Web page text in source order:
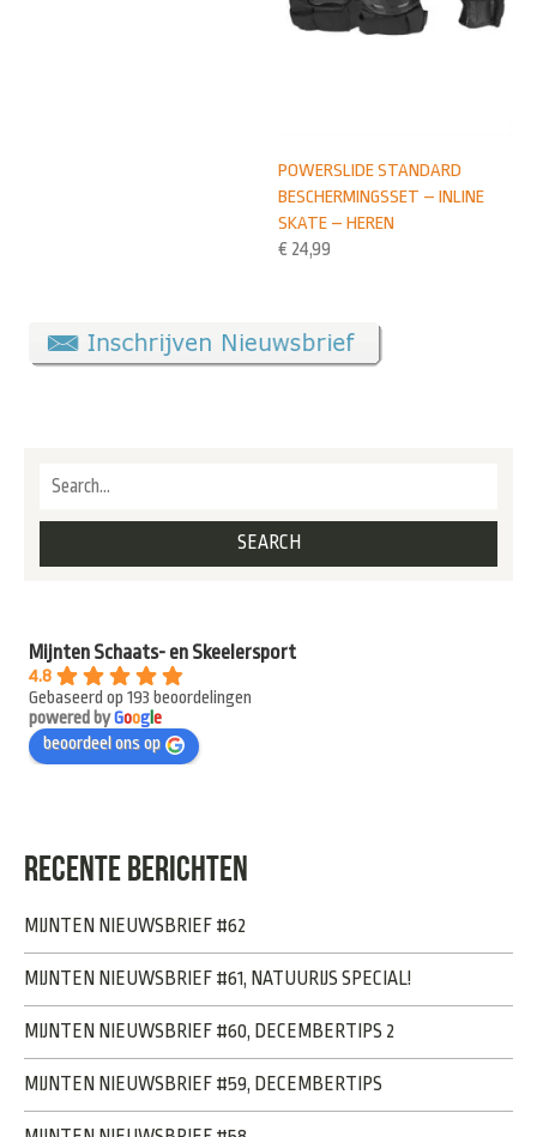
POWERSLIDE STANDARD
BESCHERMINGSSET – INLINE
SKATE – HEREN
€ 24,99
Mijnten Schaats- en Skeelersport
4.8
Gebaseerd op 193 beoordelingen
powered byGoogle
beoordeel ons op
RECENTE BERICHTEN
MIJNTEN NIEUWSBRIEF #62
MIJNTEN NIEUWSBRIEF #61, NATUURIJS SPECIAL!
MIJNTEN NIEUWSBRIEF #60, DECEMBERTIPS 2
MIJNTEN NIEUWSBRIEF #59, DECEMBERTIPS